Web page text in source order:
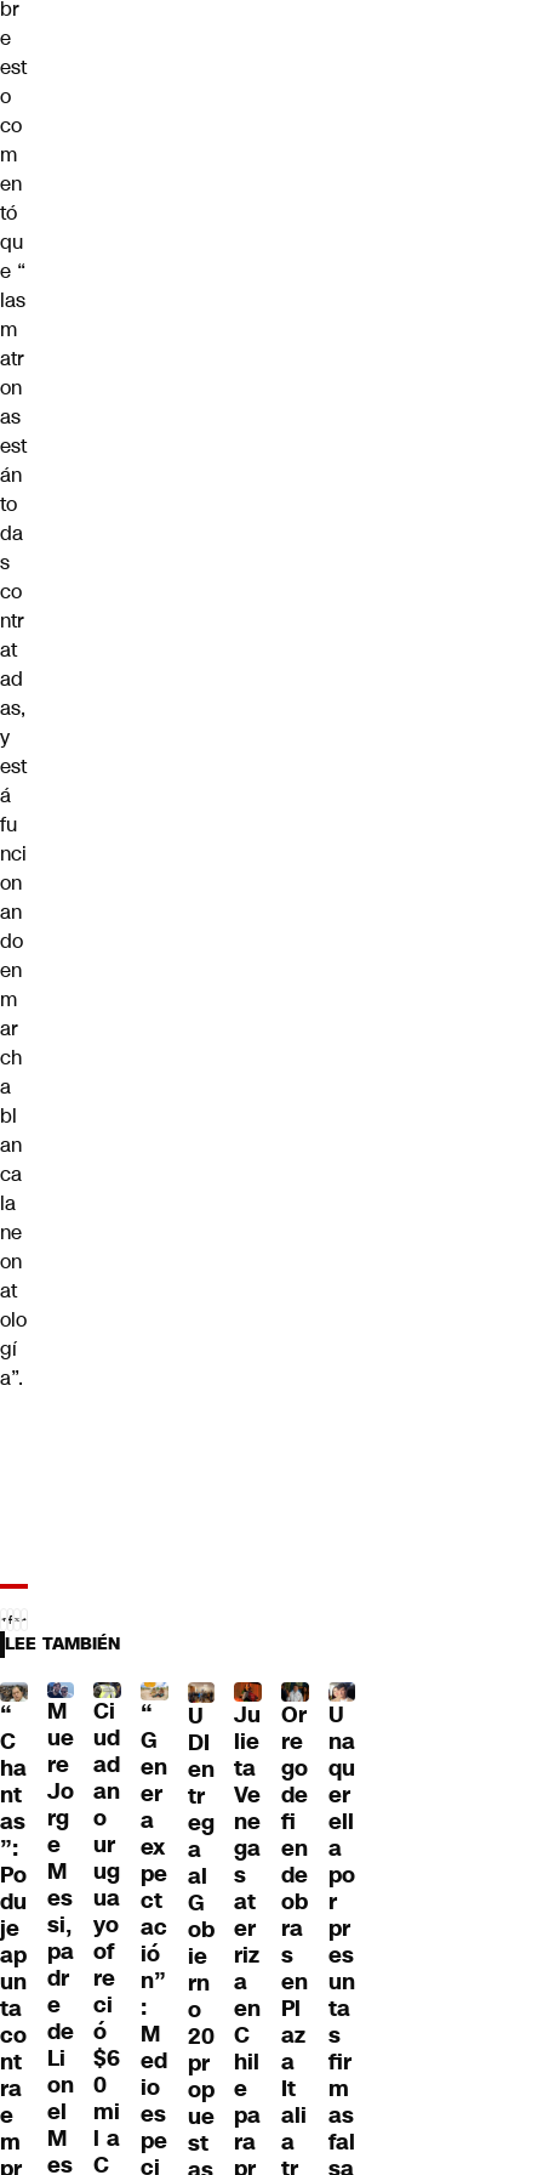
br
e
est
o
co
m
en
tó
qu
e “
las
m
atr
on
as
est
án
to
da
s
co
ntr
at
ad
as,
y
est
á
fu
nci
on
an
do
en
m
ar
ch
a
bl
an
ca
la
ne
on
at
olo
gí
a”.
LEE TAMBIÉN
“
C
ha
nt
as
”:
Po
du
je
ap
un
ta
co
nt
ra
e
m
pr
M
ue
re
Jo
rg
e
M
es
si,
pa
dr
e
de
Li
on
el
M
es
Ci
ud
ad
an
o
ur
ug
ua
yo
of
re
ci
ó
$6
0
mi
l a
C
“
G
en
er
a
ex
pe
ct
ac
ió
n”
:
M
ed
io
es
pe
ci
U
DI
en
tr
eg
a
al
G
ob
ie
rn
o
20
pr
op
ue
st
Ju
lie
ta
Ve
ne
ga
s
at
er
riz
a
en
C
hil
e
pa
ra
pr
Or
re
go
de
fi
en
de
ob
ra
s
en
Pl
az
a
It
ali
a
tr
U
na
qu
er
ell
a
po
r
pr
es
un
ta
s
fir
m
as
fal
sa